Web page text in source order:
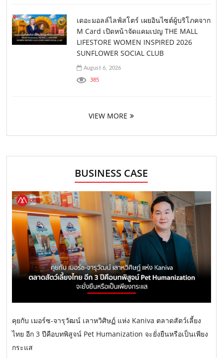
เดอะมอลล์ไลฟ์สโตร์ เผยอินไซต์ผู้บริโภคจาก
M Card เปิดหน้าจัดแคมเปญ THE MALL
LIFESTORE WOMEN INSPIRED 2026
SUNFLOWER SOCIAL CLUB
August 6, 2026
385
VIEW MORE
BUSINESS CASE
คุยกับ เมอร์ซ-จารุวัฒน์ เลาหวิศิษฏ์ แห่ง Kaniva ตลาดสัตว์เลี้ยง
ไทย อีก 3 ปีคือบทพิสูจน์ Pet Humanization จะยั่งยืนหรือเป็นเพียง
กระแส